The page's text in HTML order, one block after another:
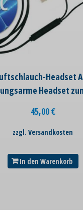
Headset
Headset
45,00€
zzgl. Versandkosten
In den Warenkorb